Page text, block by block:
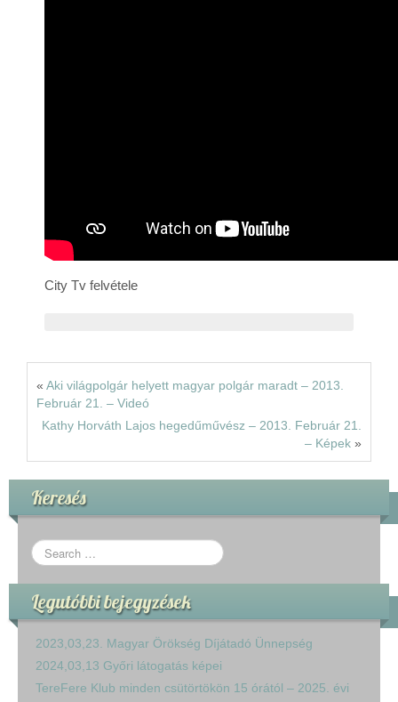
City Tv felvétele
« Aki világpolgár helyett magyar polgár maradt – 2013.
Február 21. – Videó
Kathy Horváth Lajos hegedűművész – 2013. Február 21.
– Képek »
Keresés
Legutóbbi bejegyzések
2023,03,23. Magyar Örökség Díjátadó Ünnepség
2024,03,13 Győri látogatás képei
TereFere Klub minden csütörtökön 15 órától – 2025. évi